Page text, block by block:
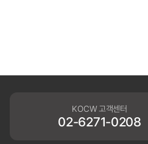
KOCW 고객센터
02-6271-0208